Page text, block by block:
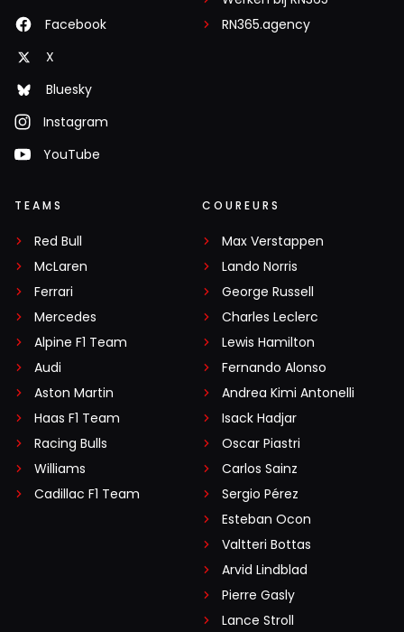
Facebook
X
Bluesky
Instagram
YouTube
RN365.agency
TEAMS
Red Bull
McLaren
Ferrari
Mercedes
Alpine F1 Team
Audi
Aston Martin
Haas F1 Team
Racing Bulls
Williams
Cadillac F1 Team
COUREURS
Max Verstappen
Lando Norris
George Russell
Charles Leclerc
Lewis Hamilton
Fernando Alonso
Andrea Kimi Antonelli
Isack Hadjar
Oscar Piastri
Carlos Sainz
Sergio Pérez
Esteban Ocon
Valtteri Bottas
Arvid Lindblad
Pierre Gasly
Lance Stroll